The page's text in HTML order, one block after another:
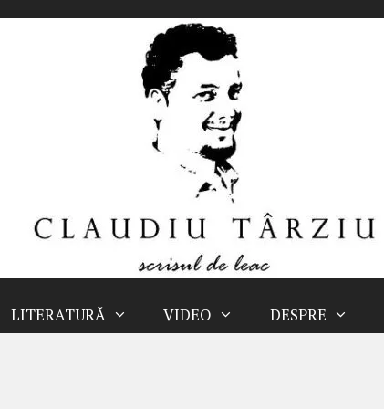
LITERATURĂ VIDEO DESPRE